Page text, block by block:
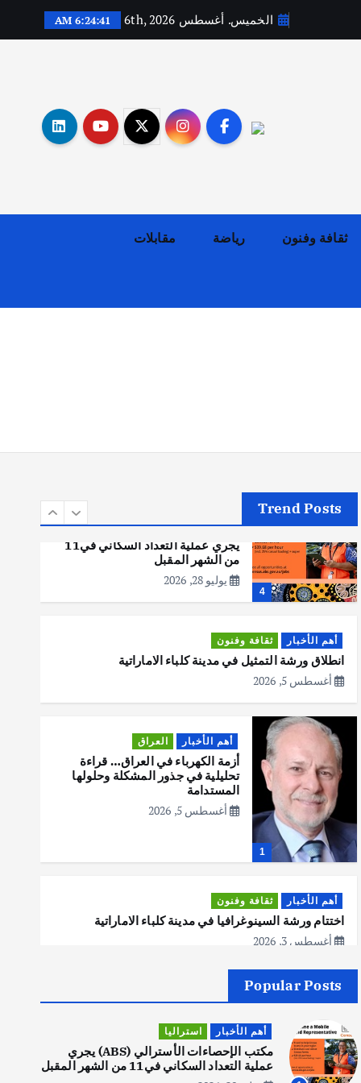
الخميس. أغسطس 6th, 2026 6:24:42 AM
ثقافة وفنون رياضة مقابلات
Trend Posts
يوليو 30, 2026
4
مكتب الإحصاءات الأسترالي (ABS)
يجري عملية التعداد السكاني في11
من الشهر المقبل
يوليو 28, 2026
أهم الأخبار ثقافة وفنون
انطلاق ورشة التمثيل في مدينة كلباء الاماراتية
أغسطس 5, 2026
1
أهم الأخبار العراق
أزمة الكهرباء في العراق… قراءة
تحليلية في جذور المشكلة وحلولها
المستدامة
أغسطس 5, 2026
أهم الأخبار ثقافة وفنون
اختتام ورشة السينوغرافيا في مدينة كلباء الاماراتية
أغسطس 3, 2026
أهم الأخبار جاليات غير مصنف
قصة نجاح العراقي عمر الشمري الذي
اصبح بطلاً لأستراليا بلعبة كمال
الاجسام
يوليو 30, 2026
Popular Posts
أهم الأخبار استراليا
مكتب الإحصاءات الأسترالي (ABS) يجري
عملية التعداد السكاني في11 من الشهر المقبل